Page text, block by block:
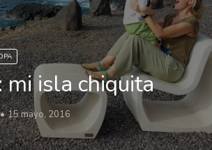
mi isla chiquita
15 mayo, 2016